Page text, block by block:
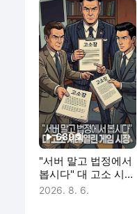
689회
"서버 말고 법정에서
봅시다" 대 고소 시대
열린 게임 시장
2026. 8. 6.